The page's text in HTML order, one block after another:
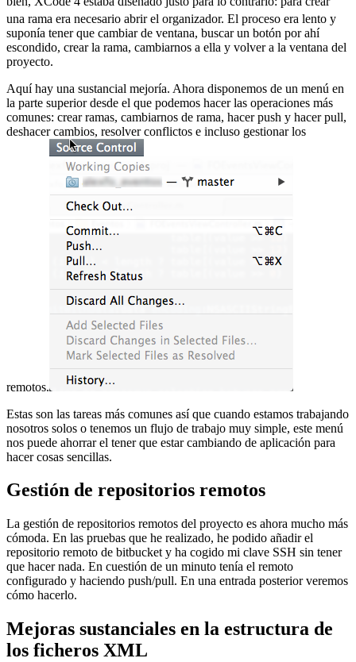
una rama era necesario abrir el organizador. El proceso era lento y
suponía tener que cambiar de ventana, buscar un botón por ahí
escondido, crear la rama, cambiarnos a ella y volver a la ventana del
proyecto.
Aquí hay una sustancial mejoría. Ahora disponemos de un menú en
la parte superior desde el que podemos hacer las operaciones más
comunes: crear ramas, cambiarnos de rama, hacer push y hacer pull,
deshacer cambios, resolver conflictos e incluso gestionar los
remotos.
Estas son las tareas más comunes así que cuando estamos trabajando
nosotros solos o tenemos un flujo de trabajo muy simple, este menú
nos puede ahorrar el tener que estar cambiando de aplicación para
hacer cosas sencillas.
Gestión de repositorios remotos
La gestión de repositorios remotos del proyecto es ahora mucho más
cómoda. En las pruebas que he realizado, he podido añadir el
repositorio remoto de bitbucket y ha cogido mi clave SSH sin tener
que hacer nada. En cuestión de un minuto tenía el remoto
configurado y haciendo push/pull. En una entrada posterior veremos
cómo hacerlo.
Mejoras sustanciales en la estructura de
los ficheros XML